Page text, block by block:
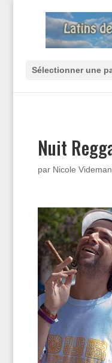
Sélectionner une
Nuit
par Nicole